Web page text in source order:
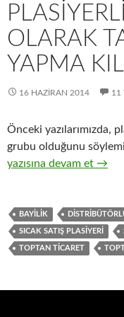
OLARAK
YAPMA
16 HAZIRAN 2014 11
Önceki yazılarımızda,
grubu olduğunu
17-Hızlı tüketim
yazısına devam et →
BAYILIK
SICAK SATIŞ PLASIYERI
TOPTAN TICARET